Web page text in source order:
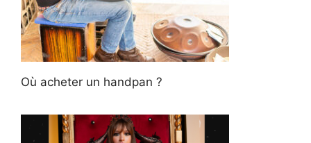
Où acheter un handpan ?